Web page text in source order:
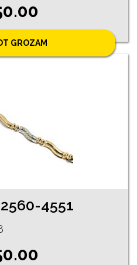
GROZAM
4551